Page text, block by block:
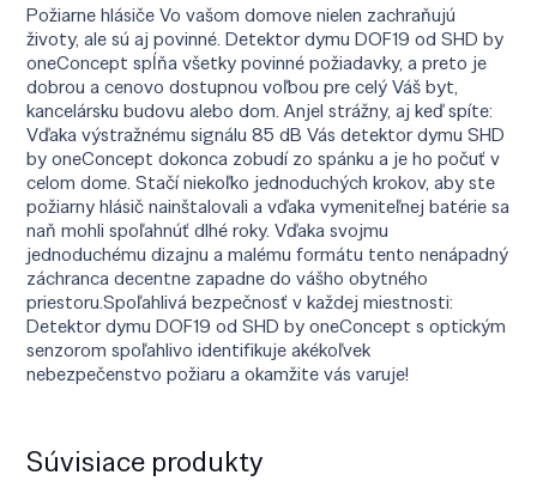
Požiarne hlásiče Vo vašom domove nielen zachraňujú
životy, ale sú aj povinné. Detektor dymu DOF19 od SHD by
oneConcept spĺňa všetky povinné požiadavky, a preto je
dobrou a cenovo dostupnou voľbou pre celý Váš byt,
kancelársku budovu alebo dom. Anjel strážny, aj keď spíte:
Vďaka výstražnému signálu 85 dB Vás detektor dymu SHD
by oneConcept dokonca zobudí zo spánku a je ho počuť v
celom dome. Stačí niekoľko jednoduchých krokov, aby ste
požiarny hlásič nainštalovali a vďaka vymeniteľnej batérie sa
naň mohli spoľahnúť dlhé roky. Vďaka svojmu
jednoduchému dizajnu a malému formátu tento nenápadný
záchranca decentne zapadne do vášho obytného
priestoru.Spoľahlivá bezpečnosť v každej miestnosti:
Detektor dymu DOF19 od SHD by oneConcept s optickým
senzorom spoľahlivo identifikuje akékoľvek
nebezpečenstvo požiaru a okamžite vás varuje!
Súvisiace produkty